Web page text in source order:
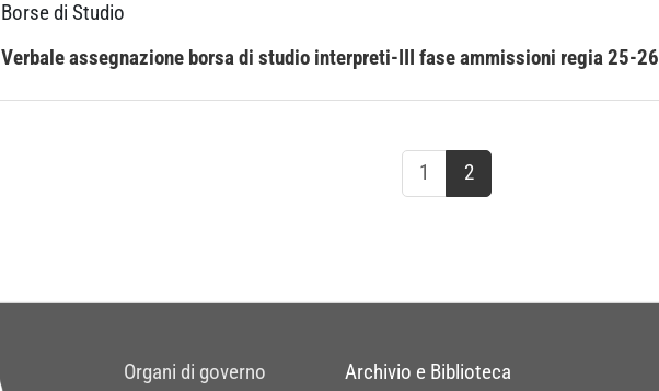
Borse di Studio
Verbale assegnazione borsa di studio interpreti-III fase ammissioni regia 25-26
1 2
Organi di governo Archivio e Biblioteca